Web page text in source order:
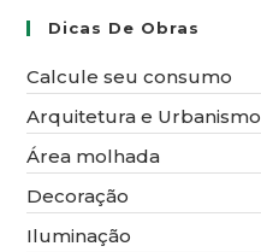
Toneladas
De
De
Gesso
Por
Crime
Em
Filho
Dicas De Obras
Calcule seu consumo
Arquitetura e Urbanismo
Área molhada
Decoração
Iluminação